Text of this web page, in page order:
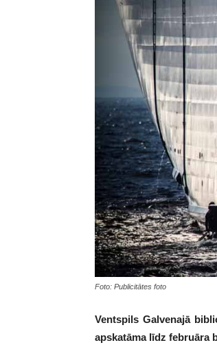
Foto: Publicitātes foto
Ventspils Galvenajā
apskatāma līdz februāra